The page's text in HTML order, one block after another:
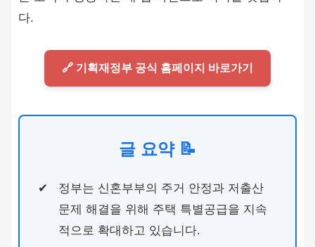
다.
🔗 기획재정부 공식 홈페이지 바로가기
글 요약 📝
정부는 신혼부부의 주거 안정과 저출산
문제 해결을 위해 주택 특별공급을 지속
적으로 확대하고 있습니다.